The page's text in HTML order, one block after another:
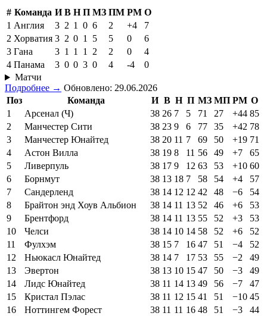
# Команда И В Н П МЗ ПМ РМ О
1 Англия 3 2 1 0 6 2 +4
7
2 Хорватия 3 2 0 1 5 5 0
6
3 Гана 3 1 1 1 2 2 0
4
4 Панама 3 0 0 3 0 4 -4
0
Матчи
Подробнее → Обновлено: 29.06.2026
Поз
Команда И В Н П МЗ МП РМ О
1
Арсенал (Ч) 38 26 7 5 71 27 +44 85
2
Манчестер Сити 38 23 9 6 77 35 +42 78
3
Манчестер Юнайтед 38 20 11 7 69 50 +19 71
4
Астон Вилла 38 19 8 11 56 49 +7
65
5
Ливерпуль 38 17 9 12 63 53 +10 60
6
Борнмут 38 13 18 7 58 54 +4
57
7
Сандерленд 38 14 12 12 42 48 −6
54
8
Брайтон энд Хоув Альбион 38 14 11 13 52 46 +6
53
9
Брентфорд 38 14 11 13 55 52 +3
53
10
Челси 38 14 10 14 58 52 +6
52
11
Фулхэм 38 15 7 16 47 51 −4
52
12
Ньюкасл Юнайтед 38 14 7 17 53 55 −2
49
13
Эвертон 38 13 10 15 47 50 −3
49
14
Лидс Юнайтед 38 11 14 13 49 56 −7
47
15
Кристал Пэлас 38 11 12 15 41 51 −10 45
16
Ноттингем Форест 38 11 11 16 48 51 −3
44